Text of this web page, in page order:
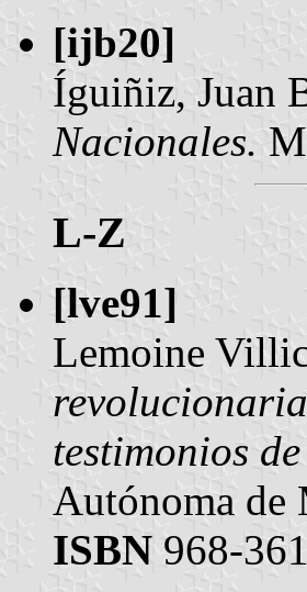
[ijb20]
Íguiñiz, Juan
Nacionales.
L-Z
[lve91]
Lemoine
testimonios
Autónoma de
ISBN 968-